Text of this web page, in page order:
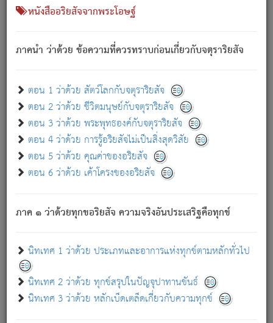
หนังสืออริยสัจจากพระโอษฐ์
ภาคนำ ว่าด้วย ข้อความที่ควรทราบก่อนเกี่ยวกับจตุราริยสัจ
ตอน 1 ว่าด้วย สัตว์โลกกับจตุราริยสัจ
ตอน 2 ว่าด้วย ชีวิตมนุษย์กับจตุราริยสัจ
ตอน 3 ว่าด้วย พระพุทธองค์กับจตุราริยสัจ
ตอน 4 ว่าด้วย การรู้อริยสัจไม่เป็นสิ่งสุดวิสัย
ตอน 5 ว่าด้วย คุณค่าของอริยสัจ
ตอน 6 ว่าด้วย เค้าโครงของอริยสัจ
ภาค ๑ ว่าด้วยทุกขอริยสัจ ความจริงอันประเสริฐคือทุกข์
นิทเทศ 1 ว่าด้วย ประเภทและอาการแห่งทุกข์ตามหลักทั่วไป
นิทเทศ 2 ว่าด้วย ทุกข์สรุปในปัญจุปาทานขันธ์
นิทเทศ 3 ว่าด้วย หลักเบ็ดเตล็ดเกี่ยวกับความทุกข์
เขาสำคัญสิ่งใด โดยความเป็นประการใด แต่สิ่งนั้นย่อมเป็น
(ตามที่เป็นจริง) โดยประการอื่นจากที่เขาสำคัญนั้น
สัตว์โลกติดข้องอยู่ในภพ ถูกภพบังหน้าแล้ว มีภพโดยความ
เป็นอย่างอื่น (จากที่มันเป็นอยู่จริง) จึงได้เพลิดเพลินยิ่งนักในภพ
เขาเพลิดเพลินยิ่งนักในสิ่งใด สิ่งนั้นเป็นภัย (ที่เขาไม่รู้จัก)
เขากลัวต่อสิ่งใดสิ่งนั้นเป็นทุกข์
พรหมจรรย์นี้ อันบุคคลย่อมประพฤติ ก็เพื่อการละขาดซึ่ง
ภพ.
สมณะหรือพราหมณ์เหล่าใด กล่าวความหลุดพ้นจากภพว่า
มีได้เพราะภพ เรากล่าวว่า สมณะหรือพราหมณ์ทั้งปวงนั้น
มิใช่ผู้หลดพ้นจากภพ.
ภพ ว่ามีได้เพราะวิภพ[2]: เรากล่าวว่า สมณะหรือพราหมณ์ทั้ง
ปวงนั้น ก็ยังสลัดภพออกไปไม่ได้.
ก็ทุกข์นี้มีขึ้น เพราะอาศัยซึ่งอุปธิทั้งปวง.
เพราะความสิ้นไปแห่งอุปาทานทั้งปวง ความเกิดขึ้นแห่ง
ทุกข์จึงไม่มี.
ท่านจงดูโลกนี้เถิด (จะเห็นว่า) สัตว์ทั้งหลายอันอวิชาหนา
แน่นบังหนาแล้ว; และว่า สัตว์ผู้ยินดีในภพอันเป็นแล้วนั้น ย่อม